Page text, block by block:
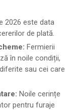
2026 este data
de plată.
Fermierii
în noile condiții,
sau cei care
Noile cerințe
pentru furaje